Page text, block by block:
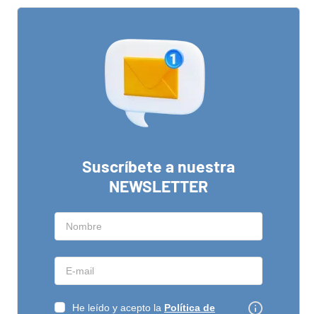
Suscríbete a nuestra
NEWSLETTER
He leído y acepto la Política de